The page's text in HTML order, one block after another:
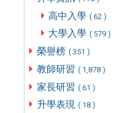
高中入學 ( 62 )
大學入學 ( 579 )
榮譽榜 ( 351 )
教師研習 ( 1,878 )
家長研習 ( 61 )
升學表現 ( 18 )